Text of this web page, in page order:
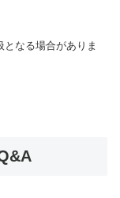
なる場合がありま